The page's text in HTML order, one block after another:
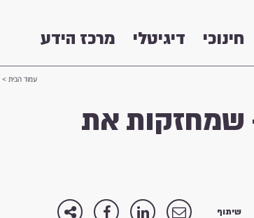
חינוכי דיגיטלי מרכז הידע
עמוד הבית >
- שמחזקות את
שיתוף